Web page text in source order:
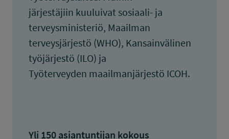
järjestäjiin kuuluivat sosiaali- ja
terveysministeriö, Maailman
terveysjärjestö (WHO), Kansainvälinen
työjärjestö (ILO) ja
Työterveyden maailmanjärjestö ICOH.
Yli 150 asiantuntijan kokous